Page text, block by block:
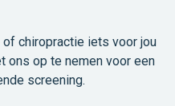
chiropractie iets voor jou
ons op te nemen voor een
screening.